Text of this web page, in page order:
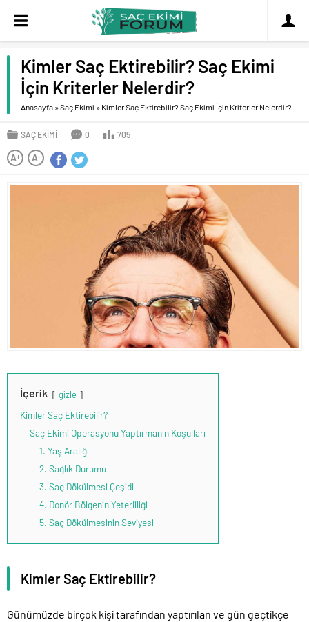
Kimler Saç Ektirebilir? Saç Ekimi
İçin Kriterler Nelerdir?
Anasayfa »Saç Ekimi » Kimler Saç Ektirebilir? Saç Ekimi İçin Kriterler Nelerdir?
SAÇ EKIMI 0 705
A+ A-
İçerik gizle
Kimler Saç Ektirebilir?
Saç Ekimi Operasyonu Yaptırmanın Koşulları
1. Yaş Aralığı
2. Sağlık Durumu
3. Saç Dökülmesi Çeşidi
4. Donör Bölgenin Yeterliliği
5. Saç Dökülmesinin Seviyesi
Kimler Saç Ektirebilir?
Günümüzde birçok kişi tarafından yaptırılan ve gün geçtikçe